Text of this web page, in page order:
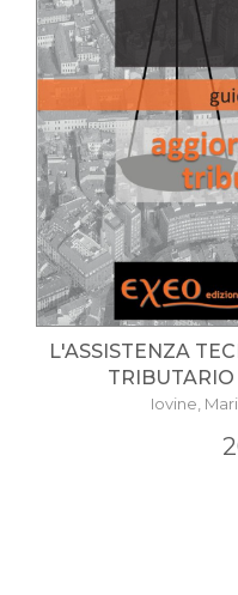
L'ASSISTENZA
TRIBUTARIO
Iovine,